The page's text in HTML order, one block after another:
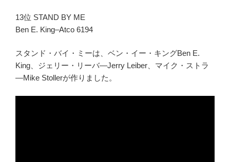
13位 STAND BY ME
Ben E. King–Atco 6194
スタンド・バイ・ミーは、ベン・イー・キングBen E.
King、ジェリー・リーバ―Jerry Leiber、マイク・ストラ
―Mike Stollerが作りました。